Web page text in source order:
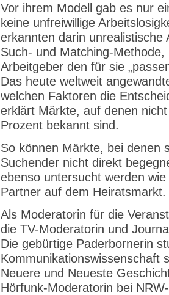
Vor ihrem Modell gab es nur
keine unfreiwillige
erkannten darin unrealistische
Such- und Matching-
Arbeitgeber den für sie
Das heute weltweit
welchen Faktoren die
erklärt Märkte, auf denen
Prozent bekannt sind.
So können Märkte, bei denen
Suchender nicht direkt
ebenso untersucht werden
Partner auf dem Heiratsmarkt.
Als Moderatorin für die
die TV-Moderatorin und
Die gebürtige Paderbornerin
Kommunikationswissenschaft
Neuere und Neueste
Hörfunk-Moderatorin bei